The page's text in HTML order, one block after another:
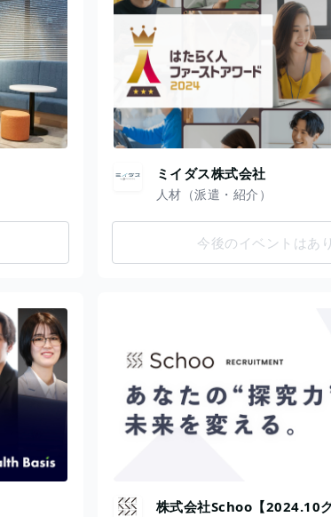
ミイダス株式会社
人材（派遣・紹介）
今後のイベントはあ
株式会社Schoo【2024.10